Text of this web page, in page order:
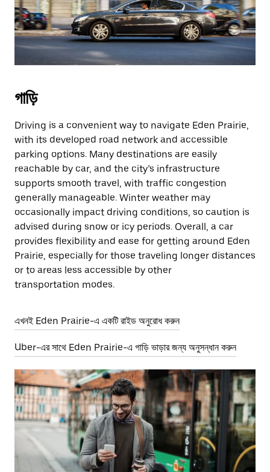
গাড়ি
Driving is a convenient way to navigate Eden Prairie,
with its developed road network and accessible
parking options. Many destinations are easily
reachable by car, and the city’s infrastructure
supports smooth travel, with traffic congestion
generally manageable. Winter weather may
occasionally impact driving conditions, so caution is
advised during snow or icy periods. Overall, a car
provides flexibility and ease for getting around Eden
Prairie, especially for those traveling longer distances
or to areas less accessible by other
transportation modes.
এখনই Eden Prairie-এ একটি রাইড অনুরোধ করুন
Uber-এর সাথে Eden Prairie-এ গাড়ি ভাড়ার জন্য অনুসন্ধান করুন